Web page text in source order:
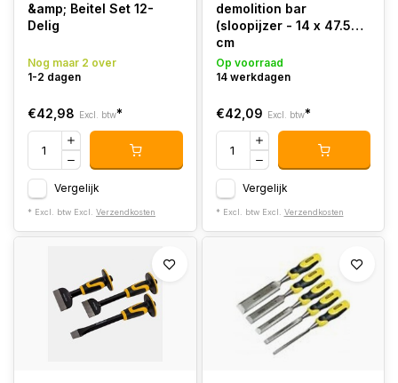
&amp; Beitel Set 12-
Delig
Nog maar 2 over
1-2 dagen
€42,98 Excl. btw*
Vergelijk
* Excl. btw Excl. Verzendkosten
demolition bar
(sloopijzer - 14 x 47.5
cm
Op voorraad
14 werkdagen
€42,09 Excl. btw*
Vergelijk
* Excl. btw Excl. Verzendkosten